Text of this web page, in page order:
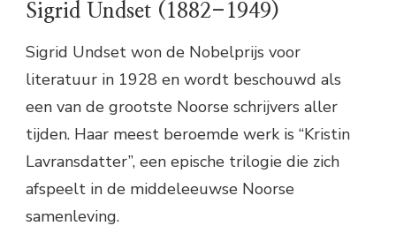
Sigrid Undset (1882-1949)
Sigrid Undset won de Nobelprijs voor
literatuur in 1928 en wordt beschouwd als
een van de grootste Noorse schrijvers aller
tijden. Haar meest beroemde werk is “Kristin
Lavransdatter”, een epische trilogie die zich
afspeelt in de middeleeuwse Noorse
samenleving.